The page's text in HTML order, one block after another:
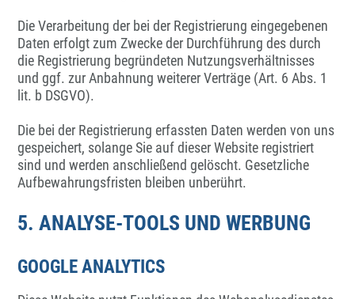
Die Verarbeitung der bei der Registrierung eingegebenen
Daten erfolgt zum Zwecke der Durchführung des durch
die Registrierung begründeten Nutzungsverhältnisses
und ggf. zur Anbahnung weiterer Verträge (Art. 6 Abs. 1
lit. b DSGVO).
Die bei der Registrierung erfassten Daten werden von uns
gespeichert, solange Sie auf dieser Website registriert
sind und werden anschließend gelöscht. Gesetzliche
Aufbewahrungsfristen bleiben unberührt.
5. ANALYSE-TOOLS UND WERBUNG
GOOGLE ANALYTICS